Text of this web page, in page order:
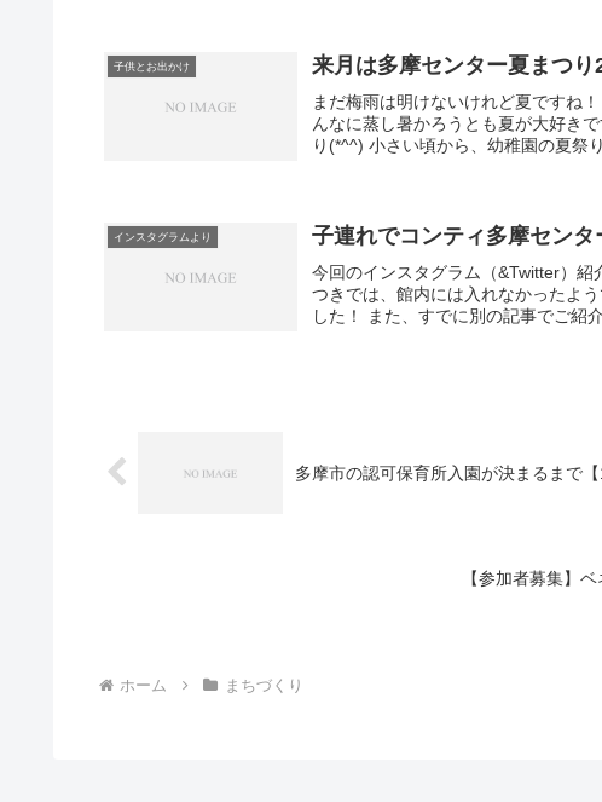
子供とお出かけ 来月は多摩センター夏まつり
まだ梅雨は明けないけれど夏ですね
んなに蒸し暑かろうとも夏が大好き
り(*^^) 小さい頃から、幼稚園の夏祭
インスタグラムより 子連れでコンティ多摩セン
今回のインスタグラム（&Twitter）
つきでは、館内には入れなかったよ
した！ また、すでに別の記事でご紹
多摩市の認可保育所入園が決まるまで【
【参加者募集】
ホーム まちづくり